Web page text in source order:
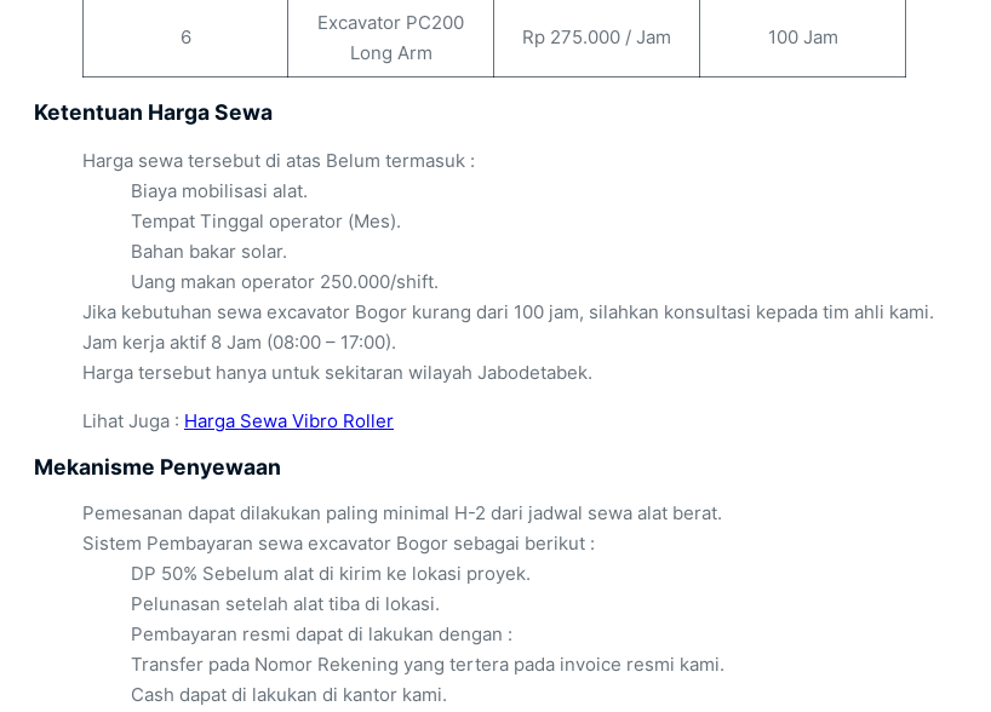
6
Excavator PC200
Long Arm
Rp 275.000 / Jam 100 Jam
Ketentuan Harga Sewa
Harga sewa tersebut di atas Belum termasuk :
Biaya mobilisasi alat.
Tempat Tinggal operator (Mes).
Bahan bakar solar.
Uang makan operator 250.000/shift.
Jika kebutuhan sewa excavator Bogor kurang dari 100 jam, silahkan konsultasi kepada tim ahli kami.
Jam kerja aktif 8 Jam (08:00 – 17:00).
Harga tersebut hanya untuk sekitaran wilayah Jabodetabek.
Lihat Juga : Harga Sewa Vibro Roller
Mekanisme Penyewaan
Pemesanan dapat dilakukan paling minimal H-2 dari jadwal sewa alat berat.
Sistem Pembayaran sewa excavator Bogor sebagai berikut :
DP 50% Sebelum alat di kirim ke lokasi proyek.
Pelunasan setelah alat tiba di lokasi.
Pembayaran resmi dapat di lakukan dengan :
Transfer pada Nomor Rekening yang tertera pada invoice resmi kami.
Cash dapat di lakukan di kantor kami.